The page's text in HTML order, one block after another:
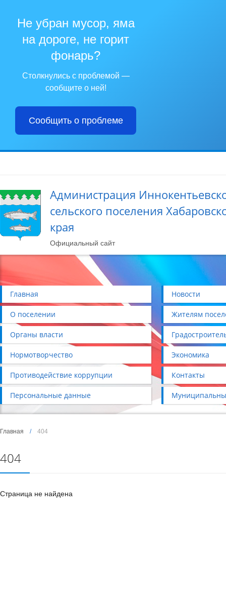
Не убран мусор, яма
на дороге, не горит
фонарь?
Столкнулись с проблемой —
сообщите о ней!
Сообщить о проблеме
Администрация
сельского поселения
края
Официальный сайт
Главная Новости
О поселении Жителям
Органы власти
Нормотворчество Экономика
Противодействие коррупции Контакты
Персональные данные
Главная / 404
404
Страница не найдена